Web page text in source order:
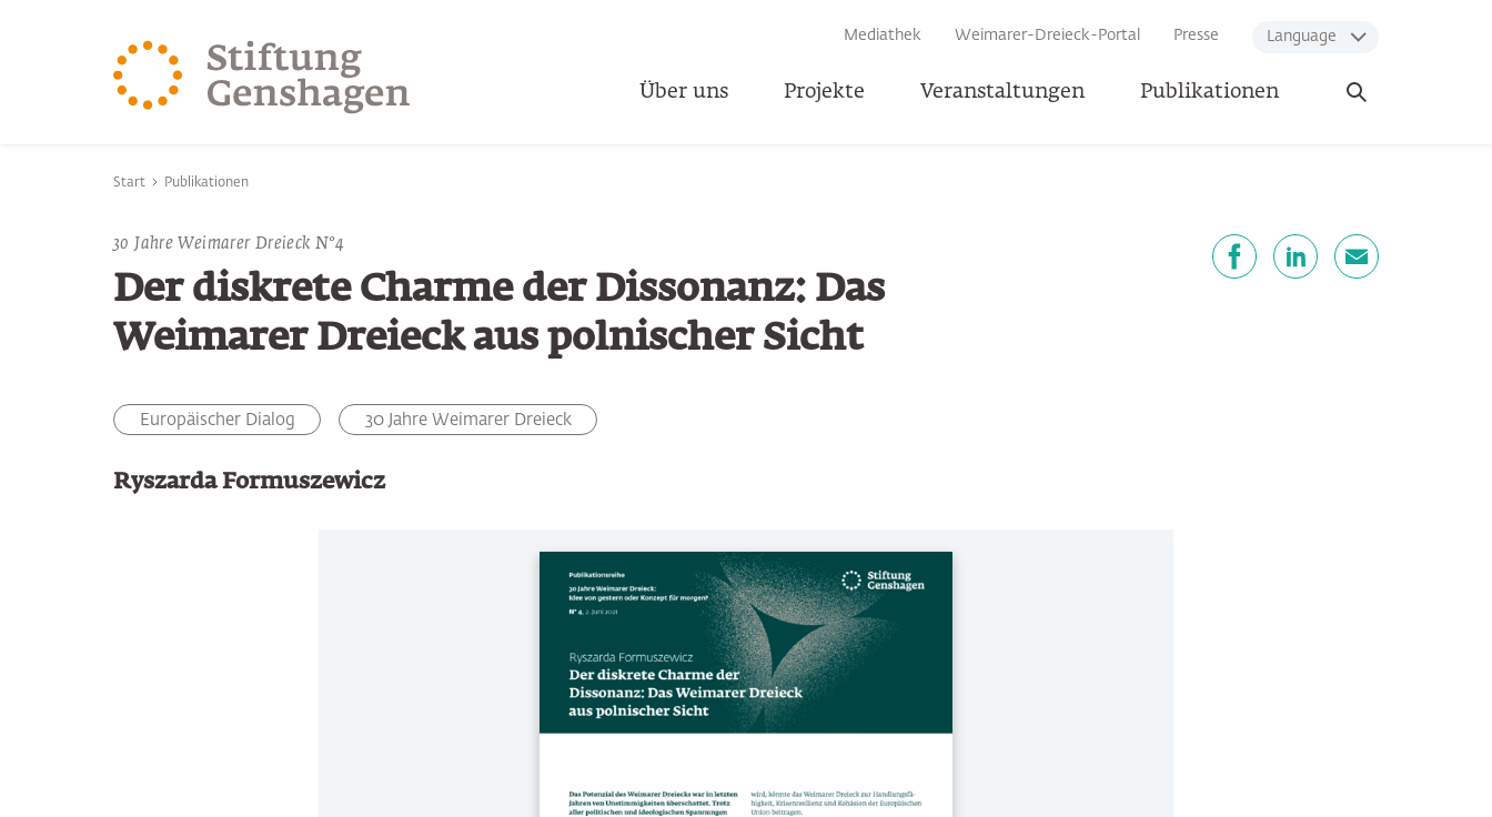
Mediathek Weimarer-Dreieck-Portal Presse Language
Über uns Projekte Veranstaltungen Publikationen
Suche
öffnen
Sie befinden sich hier:
Start Publikationen
30 Jahre Weimarer Dreieck N°4
Der diskrete Charme der Dissonanz: Das
Weimarer Dreieck aus polnischer Sicht
Europäischer Dialog 30 Jahre Weimarer Dreieck
Ryszarda Formuszewicz